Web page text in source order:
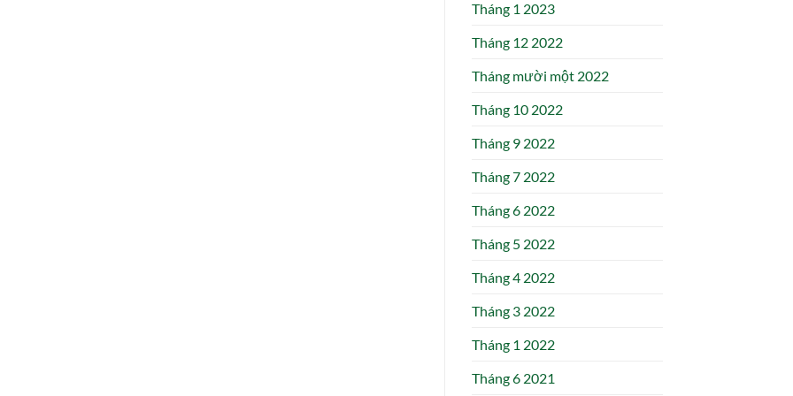
Tháng 1 2023
Tháng 12 2022
Tháng mười một 2022
Tháng 10 2022
Tháng 9 2022
Tháng 7 2022
Tháng 6 2022
Tháng 5 2022
Tháng 4 2022
Tháng 3 2022
Tháng 1 2022
Tháng 6 2021